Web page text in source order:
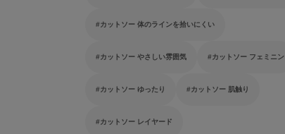
カットソー 体のラインを拾いにくい
カットソー やさしい雰囲気 カットソー フェミニン
カットソー ゆったり カットソー 肌触り
カットソー レイヤード